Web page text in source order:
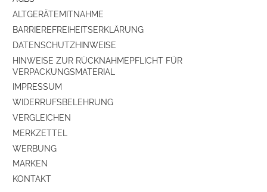
ALTGERÄTEMITNAHME
BARRIEREFREIHEITSERKLÄRUNG
DATENSCHUTZHINWEISE
HINWEISE ZUR RÜCKNAHMEPFLICHT FÜR
VERPACKUNGSMATERIAL
IMPRESSUM
WIDERRUFSBELEHRUNG
VERGLEICHEN
MERKZETTEL
WERBUNG
MARKEN
KONTAKT